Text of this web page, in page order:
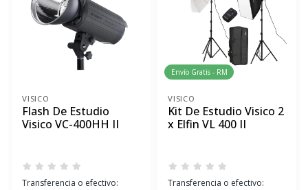
VISICO
Flash De Estudio
Visico VC-400HH II
Transferencia o efectivo:
Envío Gratis - RM
VISICO
Kit De Estudio Visico 2
x Elfin VL 400 II
Transferencia o efectivo: